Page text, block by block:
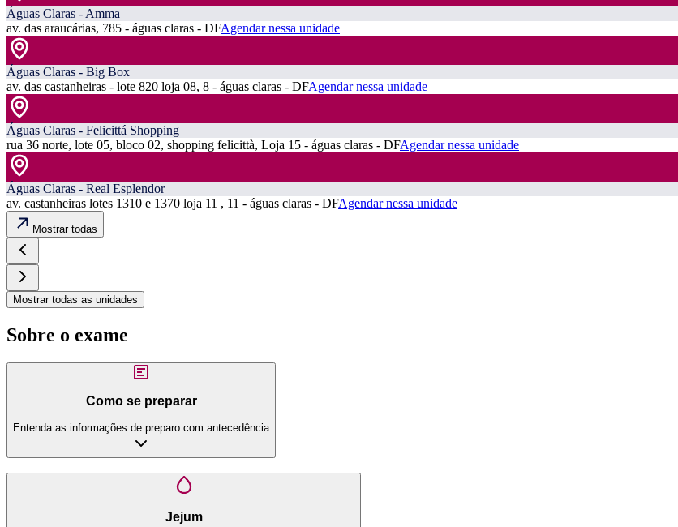
Águas Claras - Amma
av. das araucárias, 785 - águas claras - DFAgendar nessa unidade
Águas Claras - Big Box
av. das castanheiras - lote 820 loja 08, 8 - águas claras - DFAgendar nessa unidade
Águas Claras - Felicittá Shopping
rua 36 norte, lote 05, bloco 02, shopping felicittà, Loja 15 - águas claras - DFAgendar nessa unidade
Águas Claras - Real Esplendor
av. castanheiras lotes 1310 e 1370 loja 11 , 11 - águas claras - DFAgendar nessa unidade
Mostrar todas
Mostrar todas as unidades
Sobre o exame
Como se preparar
Entenda as informações de preparo com antecedência
Jejum